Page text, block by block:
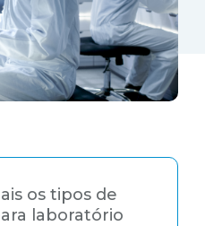
os tipos de
laboratório